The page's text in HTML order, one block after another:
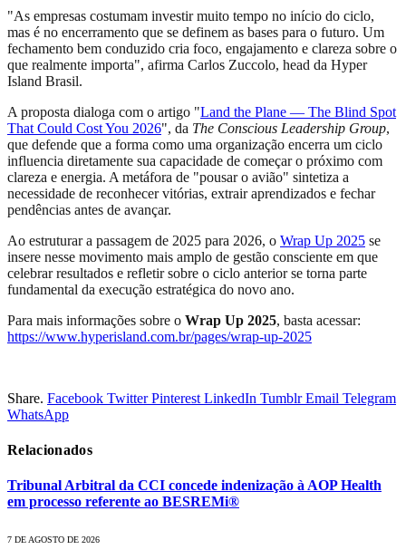
"As empresas costumam investir muito tempo no início do ciclo,
mas é no encerramento que se definem as bases para o futuro. Um
fechamento bem conduzido cria foco, engajamento e clareza sobre o
que realmente importa", afirma Carlos Zuccolo, head da Hyper
Island Brasil.
A proposta dialoga com o artigo "Land the Plane — The Blind Spot
That Could Cost You 2026", da The Conscious Leadership Group,
que defende que a forma como uma organização encerra um ciclo
influencia diretamente sua capacidade de começar o próximo com
clareza e energia. A metáfora de "pousar o avião" sintetiza a
necessidade de reconhecer vitórias, extrair aprendizados e fechar
pendências antes de avançar.
Ao estruturar a passagem de 2025 para 2026, o Wrap Up 2025 se
insere nesse movimento mais amplo de gestão consciente em que
celebrar resultados e refletir sobre o ciclo anterior se torna parte
fundamental da execução estratégica do novo ano.
Para mais informações sobre o Wrap Up 2025, basta acessar:
https://www.hyperisland.com.br/pages/wrap-up-2025
Share. Facebook Twitter Pinterest LinkedIn Tumblr Email Telegram
WhatsApp
Relacionados
Tribunal Arbitral da CCI concede indenização à AOP Health
em processo referente ao BESREMi®
7 DE AGOSTO DE 2026